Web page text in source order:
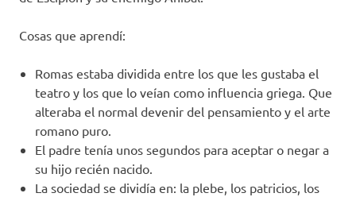
Cosas que aprendí:
Romas estaba dividida entre los que les gustaba el
teatro y los que lo veían como influencia griega. Que
alteraba el normal devenir del pensamiento y el arte
romano puro.
El padre tenía unos segundos para aceptar o negar a
su hijo recién nacido.
La sociedad se dividía en: la plebe, los patricios, los